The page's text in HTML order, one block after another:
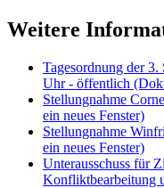
Weitere
Tagesordnung der
Uhr - öffentlich
Stellungnahme
ein neues Fenster)
Stellungnahme
ein neues Fenster)
Unterausschuss für
Konfliktbearbeitung